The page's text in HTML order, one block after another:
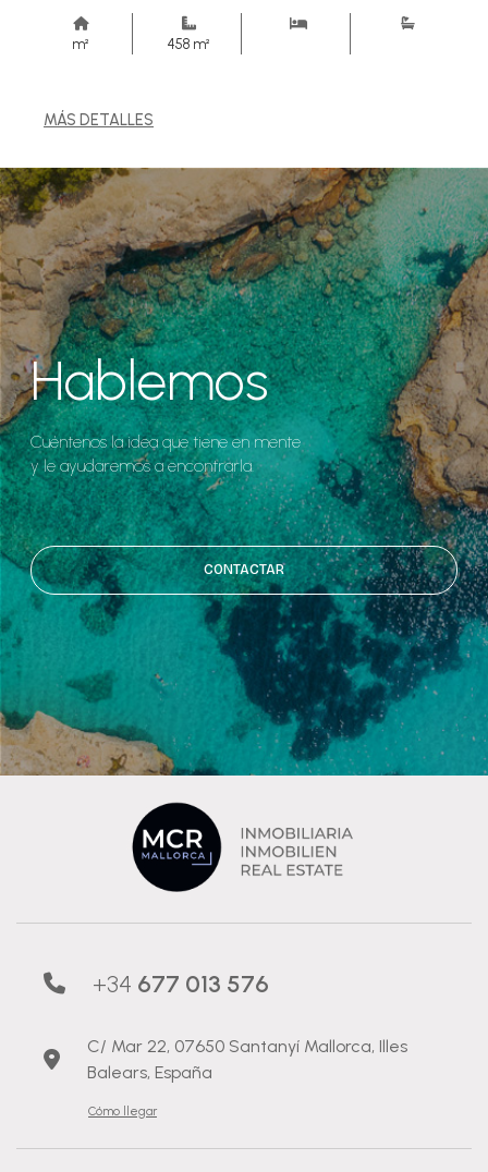
m² 458 m²
MÁS DETALLES
Hablemos
Cuéntenos la idea que tiene en mente
y le ayudaremos a encontrarla.
CONTACTAR
+34 677 013 576
C/ Mar 22, 07650 Santanyí Mallorca, Illes
Balears, España
Cómo llegar